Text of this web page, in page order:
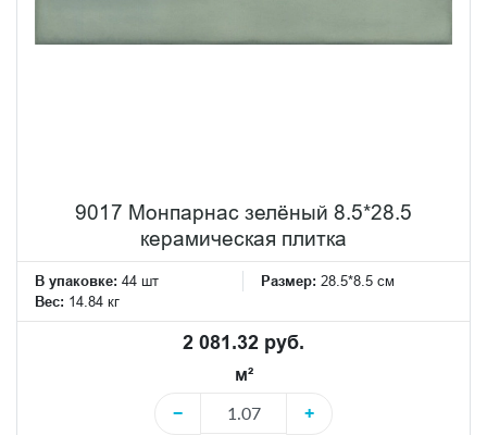
9017 Монпарнас зелёный 8.5*28.5
керамическая плитка
В упаковке: 44 шт Размер: 28.5*8.5 см
Вес: 14.84 кг
2 081.32 руб.
м²
−
+